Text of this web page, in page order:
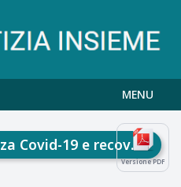
MENU
Versione PDF
Diritto dell”emergenza Covid-19 e recovery fund